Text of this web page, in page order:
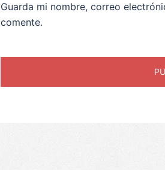
Guarda mi nombre, correo
comente.